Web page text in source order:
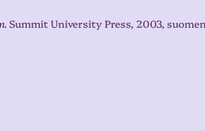
Summit University Press, 2003,